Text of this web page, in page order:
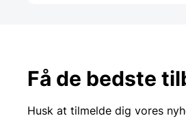
Få de bedste
Husk at tilmelde dig vores